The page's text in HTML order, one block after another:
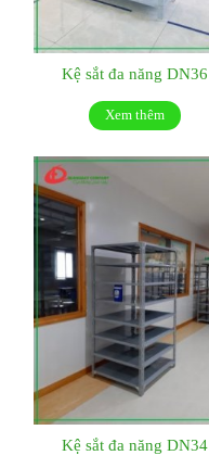
Kệ sắt đa năng DN36
Xem thêm
Kệ sắt đa năng DN34